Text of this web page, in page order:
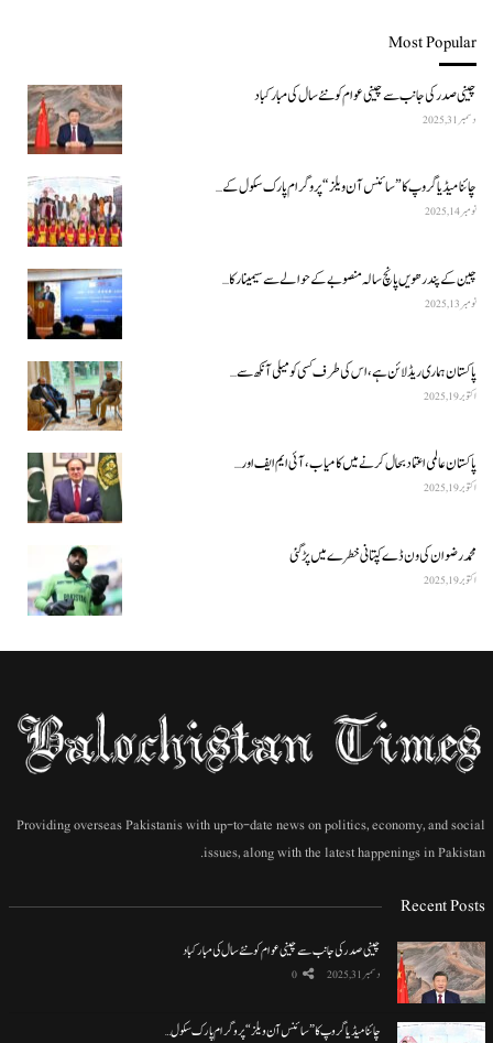
Most Popular
چینی صدر کی جانب سے چینی عوام کو نئے سال کی مبارکباد
دسمبر 31, 2025
چائنا میڈیا گروپ کا ”سائنس آن ویلز“ پروگرام پارک سکول کے…
نومبر 14, 2025
چین کے پندرھویں پانچ سالہ منصوبے کے حوالے سے سیمینار کا…
نومبر 13, 2025
پاکستان ہماری ریڈ لائن ہے، اس کی طرف کسی کو میلی آنکھ سے…
اکتوبر 19, 2025
پاکستان عالمی اعتماد بحال کرنے میں کامیاب، آئی ایم ایف اور…
اکتوبر 19, 2025
محمد رضوان کی ون ڈے کپتانی خطرے میں پڑ گئی
اکتوبر 19, 2025
Providing overseas Pakistanis with up-to-date news on politics, economy, and social
issues, along with the latest happenings in Pakistan.
Recent Posts
چینی صدر کی جانب سے چینی عوام کو نئے سال کی مبارکباد
دسمبر 31, 2025 0
چائنا میڈیا گروپ کا ”سائنس آن ویلز“ پروگرام پارک سکول…